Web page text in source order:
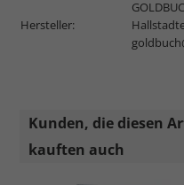
Hersteller:
Kunden, die diesen
kauften auch